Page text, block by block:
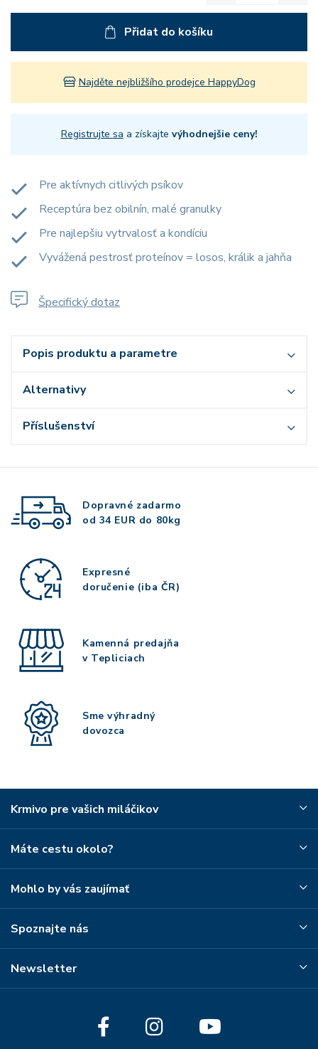
Přidat do košíku
Najděte nejbližšího prodejce HappyDog
Registrujte sa a získajte výhodnejšie ceny!
Pre aktívnych citlivých psíkov
Receptúra bez obilnín, malé granulky
Pre najlepšiu vytrvalosť a kondíciu
Vyvážená pestrosť proteínov = losos, králik a jahňa
Špecifický dotaz
Popis produktu a parametre
Alternativy
Příslušenství
Dopravné zadarmo
od 34 EUR do 80kg
Expresné
doručenie (iba ČR)
Kamenná predajňa
v Tepliciach
Sme výhradný
dovozca
Krmivo pre vašich miláčikov
Máte cestu okolo?
Mohlo by vás zaujímať
Spoznajte nás
Newsletter